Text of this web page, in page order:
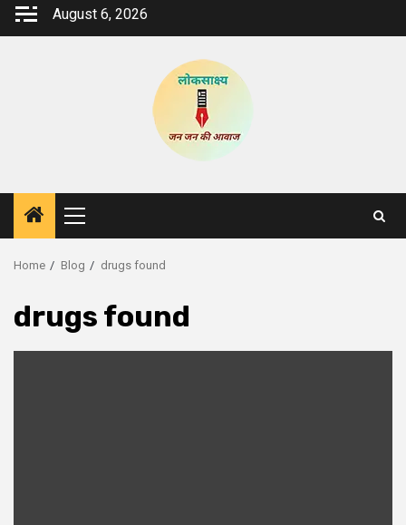
Skip
August 6, 2026
Primary
Menu
Home Blog drugs found
drugs found